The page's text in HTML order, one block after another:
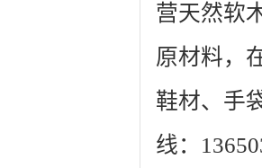
营天然软
原材料，
鞋材、手
线：